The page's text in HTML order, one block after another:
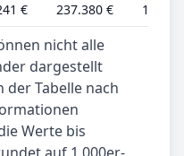
€ 237.380 €
nicht alle
dargestellt
der Tabelle nach
Werte bis